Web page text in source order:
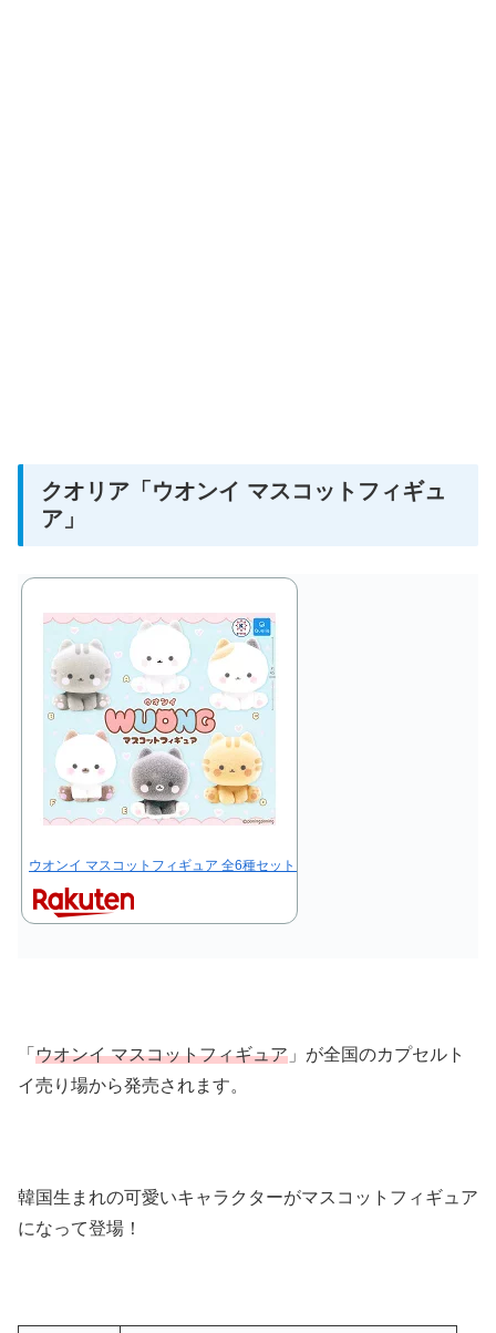
クオリア「ウオンイ マスコットフィギュ
ア」
ウオンイ マスコットフィギュア 全6種セット コンプ コンプリートセット【
「 ウオンイ マスコットフィギュア 」が全国のカプセルト
イ売り場から発売されます。
韓国生まれの可愛いキャラクターがマスコットフィギュア
になって登場！